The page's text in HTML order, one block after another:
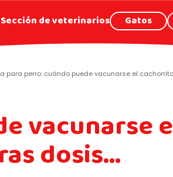
Sección de veterinarios Gatos
para perro: cuándo puede vacunarse el
vacunarse
dosis…